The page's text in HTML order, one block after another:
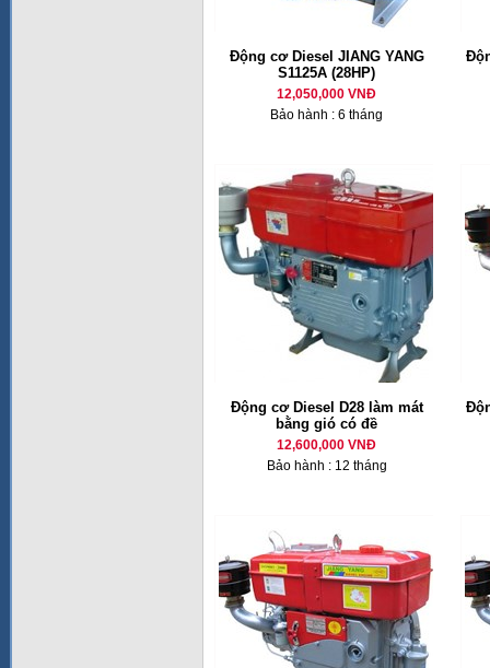
Động cơ Diesel JIANG YANG
S1125A (28HP)
12,050,000 VNĐ
Bảo hành : 6 tháng
Động cơ Diesel D28 làm mát
bằng gió có đề
12,600,000 VNĐ
Bảo hành : 12 tháng